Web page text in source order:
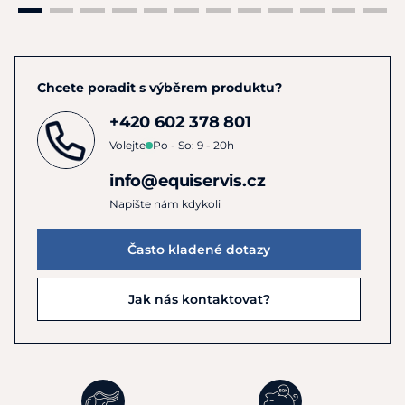
Příprava: Připravte si vlhký hadřík, měkký kartáč,
suchý hadřík, kondicionér na kůži a leštidlo na kůži,
abyste mohli začít.
nečistot a bláta ze spodní části boty. K odstranění
oděrek použijte měkký kartáč. Dobře poslouží i
suchá guma / guma na bílé tabule! Pro odolnou
špínu a bláto můžete použít starý zubní kartáček k
uvolnění a odstranění těchto částic.
Pokud jsou vaše boty mokré, vyjměte vložku a
pomocí papírového ručníku boty důkladně osušte
Chcete poradit s výběrem produktu?
+420 602 378 801
Volejte Po - So: 9 - 20h
info@equiservis.cz
Napište nám kdykoli
Často kladené dotazy
Jak nás kontaktovat?